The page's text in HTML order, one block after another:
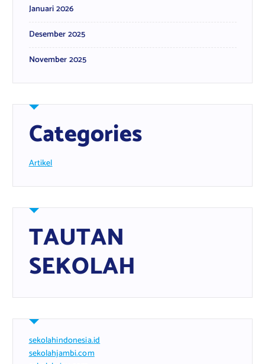
Januari 2026
Desember 2025
November 2025
Categories
Artikel
TAUTAN
SEKOLAH
sekolahindonesia.id
sekolahjambi.com